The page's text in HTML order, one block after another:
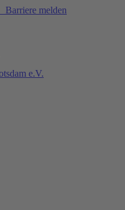
Barriere melden